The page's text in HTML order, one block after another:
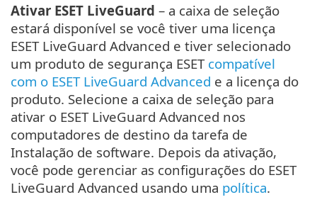
Ativar ESET LiveGuard – a caixa de seleção
estará disponível se você tiver uma licença
ESET LiveGuard Advanced e tiver selecionado
um produto de segurança ESET compatível
com o ESET LiveGuard Advanced e a licença do
produto. Selecione a caixa de seleção para
ativar o ESET LiveGuard Advanced nos
computadores de destino da tarefa de
Instalação de software. Depois da ativação,
você pode gerenciar as configurações do ESET
LiveGuard Advanced usando uma política.